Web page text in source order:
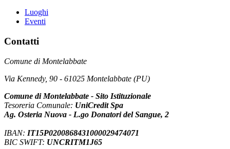
Luoghi
Eventi
Contatti
Comune di Montelabbate
Via Kennedy, 90 - 61025 Montelabbate (PU)
Comune di Montelabbate - Sito Istituzionale
Tesoreria Comunale: UniCredit Spa
Ag. Osteria Nuova - L.go Donatori del Sangue, 2
IBAN: IT15P0200868431000029474071
BIC SWIFT: UNCRITM1J65